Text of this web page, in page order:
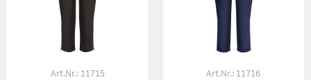
Art.Nr.: 11715
Art.Nr.: 11716